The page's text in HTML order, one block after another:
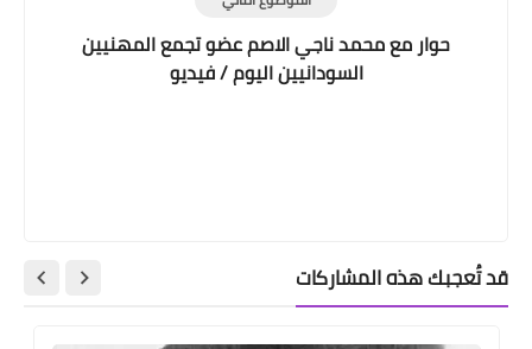
حوار مع محمد ناجي الاصم عضو تجمع المهنيين
السودانيين اليوم / فيديو
قد تُعجبك هذه المشاركات